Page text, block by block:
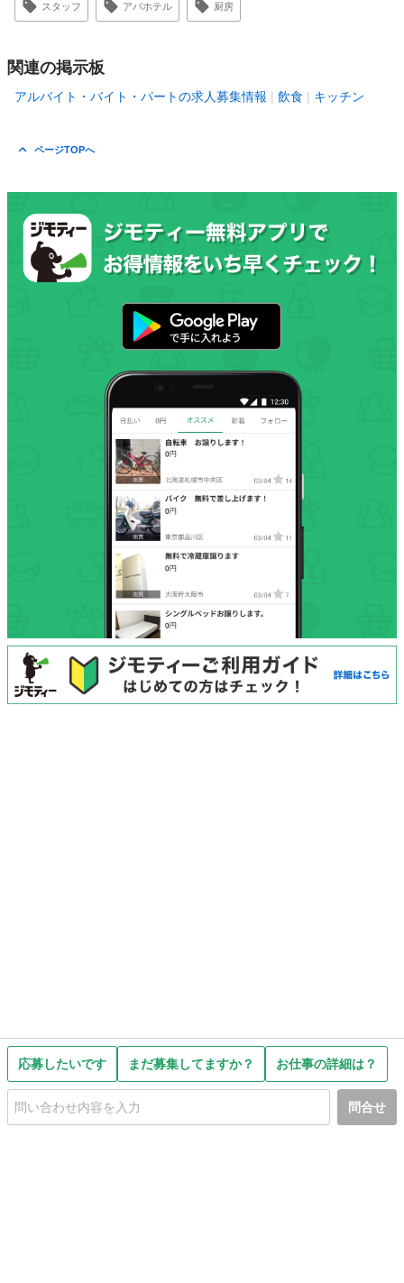
応募したいです まだ募集してますか？ お仕事の詳細は？
問合せ
スタッフ アパホテル 厨房
関連の掲示板
アルバイト・バイト・パートの求人募集情報 飲食 キッチン
ページTOPへ